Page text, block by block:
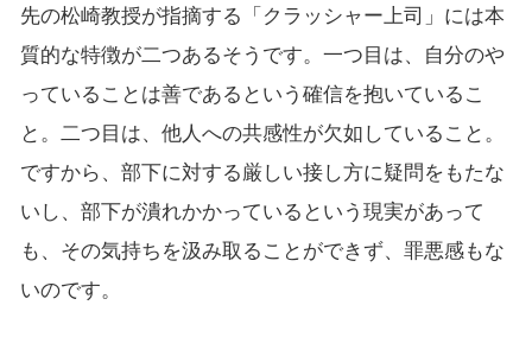
先の松崎教授が指摘する「クラッシャー上司」には本
質的な特徴が二つあるそうです。一つ目は、自分のや
っていることは善であるという確信を抱いているこ
と。二つ目は、他人への共感性が欠如していること。
ですから、部下に対する厳しい接し方に疑問をもたな
いし、部下が潰れかかっているという現実があって
も、その気持ちを汲み取ることができず、罪悪感もな
いのです。